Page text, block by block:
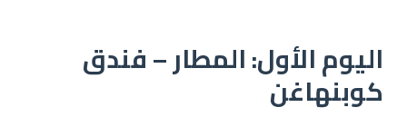
اليوم الأول: المطار – فندق
كوبنهاغن